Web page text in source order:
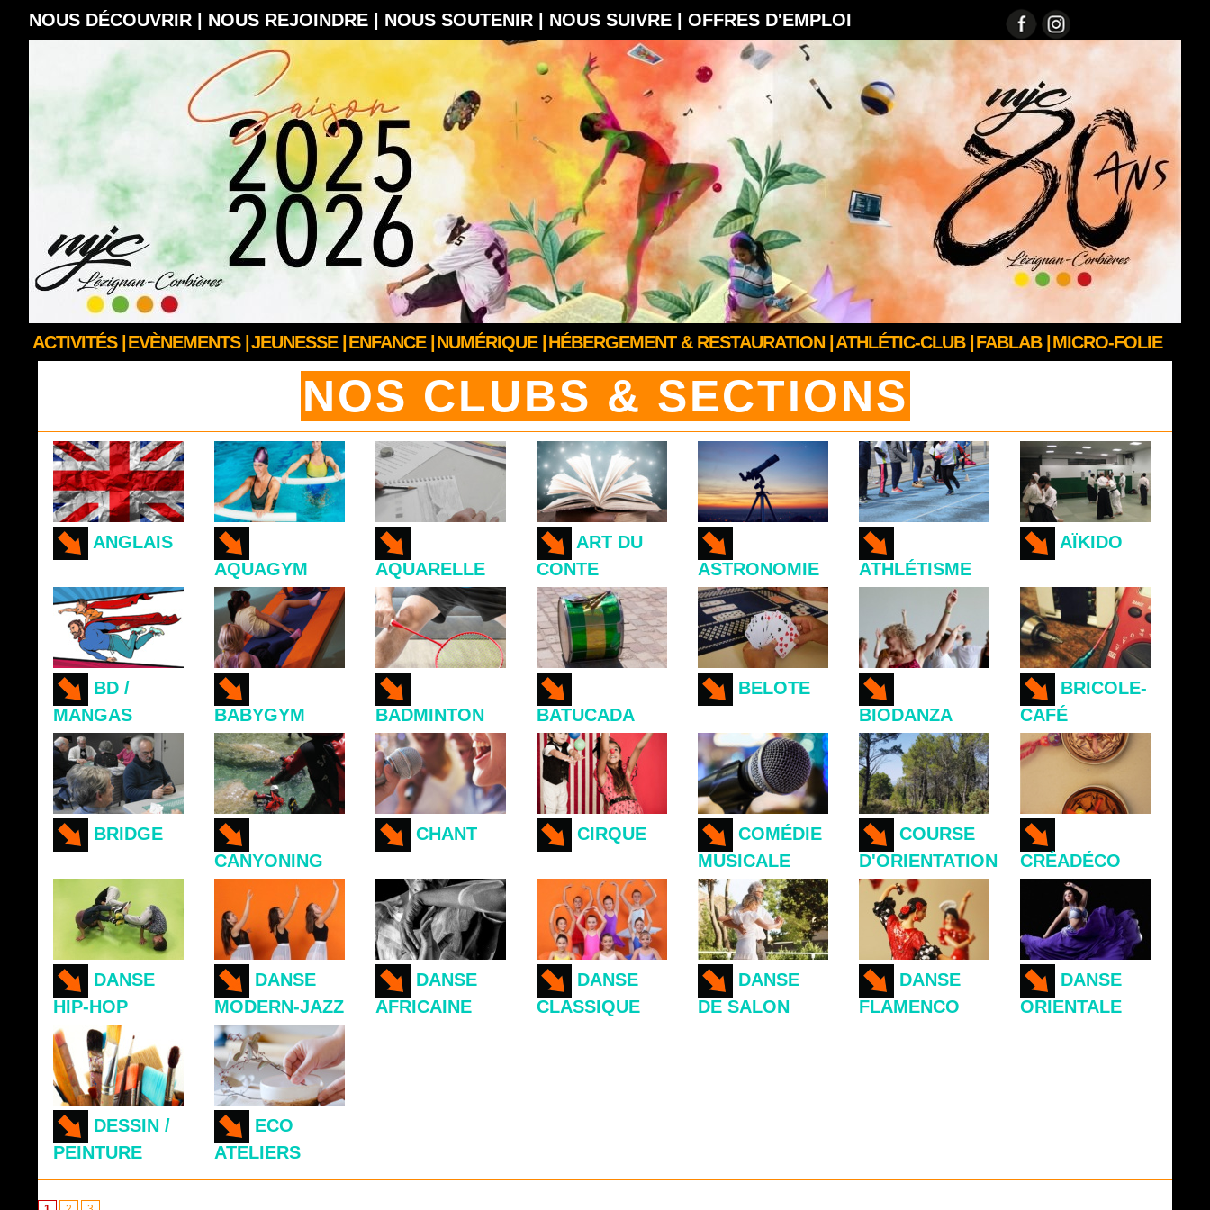
NOUS DÉCOUVRIR | NOUS REJOINDRE | NOUS SOUTENIR | NOUS SUIVRE | OFFRES D'EMPLOI
ACTIVITÉS | EVÈNEMENTS | JEUNESSE | ENFANCE | NUMÉRIQUE | HÉBERGEMENT & RESTAURATION | ATHLÉTIC-CLUB | FABLAB | MICRO-FOLIE
NOS CLUBS & SECTIONS
ANGLAIS
AQUAGYM
AQUARELLE
ART DU
CONTE
ASTRONOMIE ATHLÉTISME
AÏKIDO
BD /
MANGAS
BABYGYM BADMINTON BATUCADA
BELOTE
BIODANZA
BRICOLE-
CAFÉ
BRIDGE
CANYONING
CHANT CIRQUE
COMÉDIE
MUSICALE
COURSE
D'ORIENTATION
CRÉADÉCO
DANSE
HIP-HOP
DANSE
MODERN-JAZZ
DANSE
AFRICAINE
DANSE
CLASSIQUE
DANSE
DE SALON
DANSE
FLAMENCO
DANSE
ORIENTALE
DESSIN /
PEINTURE
ECO
ATELIERS